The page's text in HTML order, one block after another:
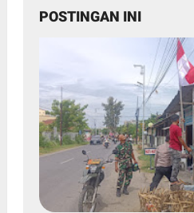
POSTINGAN INI